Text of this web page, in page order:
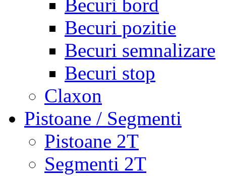
Becuri bord
Becuri pozitie
Becuri semnalizare
Becuri stop
Claxon
Pistoane / Segmenti
Pistoane 2T
Segmenti 2T